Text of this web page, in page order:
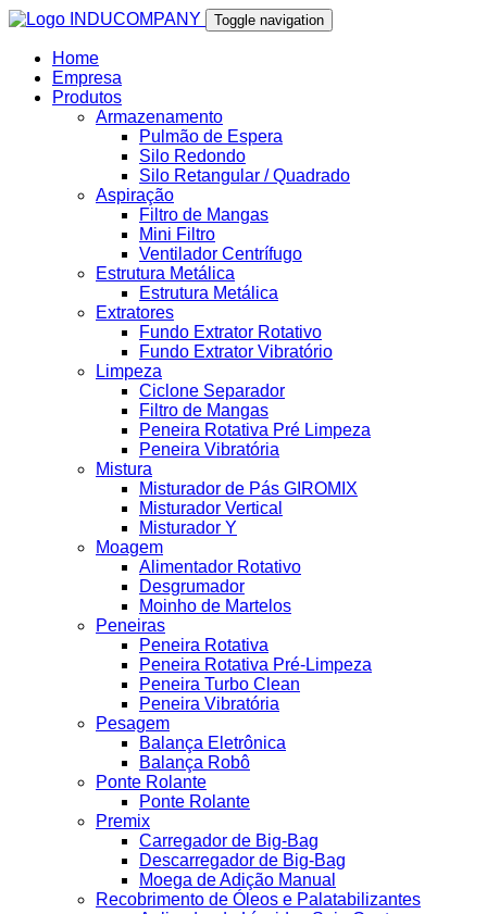
Toggle navigation
Home
Empresa
Produtos
Armazenamento
Pulmão de Espera
Silo Redondo
Silo Retangular / Quadrado
Aspiração
Filtro de Mangas
Mini Filtro
Ventilador Centrífugo
Estrutura Metálica
Estrutura Metálica
Extratores
Fundo Extrator Rotativo
Fundo Extrator Vibratório
Limpeza
Ciclone Separador
Filtro de Mangas
Peneira Rotativa Pré Limpeza
Peneira Vibratória
Mistura
Misturador de Pás GIROMIX
Misturador Vertical
Misturador Y
Moagem
Alimentador Rotativo
Desgrumador
Moinho de Martelos
Peneiras
Peneira Rotativa
Peneira Rotativa Pré-Limpeza
Peneira Turbo Clean
Peneira Vibratória
Pesagem
Balança Eletrônica
Balança Robô
Ponte Rolante
Ponte Rolante
Premix
Carregador de Big-Bag
Descarregador de Big-Bag
Moega de Adição Manual
Recobrimento de Óleos e Palatabilizantes